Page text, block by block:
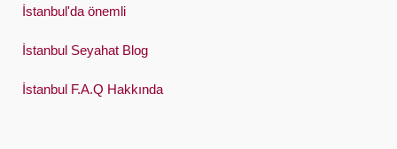
İstanbul'da önemli
İstanbul Seyahat Blog
İstanbul F.A.Q Hakkında